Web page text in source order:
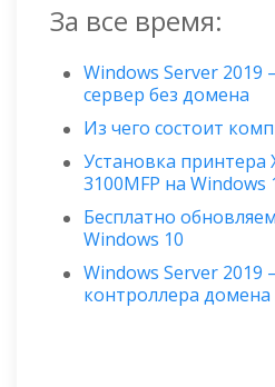
За все время:
Windows Server
сервер без домена
Из чего состоит
Установка принтера
3100MFP на Windows
Бесплатно
Windows 10
Windows Server 2019
контроллера домена